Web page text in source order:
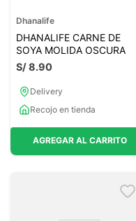
Dhanalife
DHANALIFE CARNE DE
SOYA MOLIDA OSCURA
S/8.90
Delivery
Recojo en tienda
AGREGAR AL CARRITO